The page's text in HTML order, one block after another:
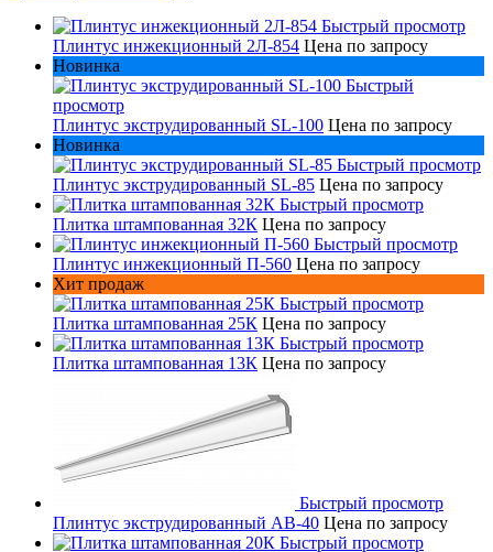
Быстрый просмотр
Плинтус инжекционный 2Л-854 Цена по запросу
Новинка
Быстрый
просмотр
Плинтус экструдированный SL-100 Цена по запросу
Новинка
Быстрый просмотр
Плинтус экструдированный SL-85 Цена по запросу
Быстрый просмотр
Плитка штампованная 32К Цена по запросу
Быстрый просмотр
Плинтус инжекционный П-560 Цена по запросу
Хит продаж
Быстрый просмотр
Плитка штампованная 25К Цена по запросу
Быстрый просмотр
Плитка штампованная 13К Цена по запросу
Быстрый просмотр
Плинтус экструдированный AB-40 Цена по запросу
Быстрый просмотр